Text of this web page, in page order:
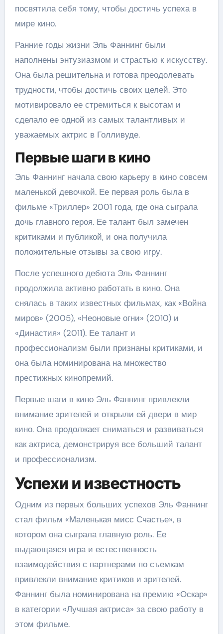
посвятила себя тому, чтобы достичь успеха в
мире кино.
Ранние годы жизни Эль Фаннинг были
наполнены энтузиазмом и страстью к искусству.
Она была решительна и готова преодолевать
трудности, чтобы достичь своих целей. Это
мотивировало ее стремиться к высотам и
сделало ее одной из самых талантливых и
уважаемых актрис в Голливуде.
Первые шаги в кино
Эль Фаннинг начала свою карьеру в кино совсем
маленькой девочкой. Ее первая роль была в
фильме «Триллер» 2001 года, где она сыграла
дочь главного героя. Ее талант был замечен
критиками и публикой, и она получила
положительные отзывы за свою игру.
После успешного дебюта Эль Фаннинг
продолжила активно работать в кино. Она
снялась в таких известных фильмах, как «Война
миров» (2005), «Неоновые огни» (2010) и
«Династия» (2011). Ее талант и
профессионализм были признаны критиками, и
она была номинирована на множество
престижных кинопремий.
Первые шаги в кино Эль Фаннинг привлекли
внимание зрителей и открыли ей двери в мир
кино. Она продолжает сниматься и развиваться
как актриса, демонстрируя все больший талант
и профессионализм.
Успехи и известность
Одним из первых больших успехов Эль Фаннинг
стал фильм «Маленькая мисс Счастье», в
котором она сыграла главную роль. Ее
выдающаяся игра и естественность
взаимодействия с партнерами по съемкам
привлекли внимание критиков и зрителей.
Фаннинг была номинирована на премию «Оскар»
в категории «Лучшая актриса» за свою работу в
этом фильме.